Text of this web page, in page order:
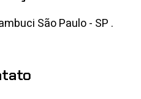
São Paulo - SP .